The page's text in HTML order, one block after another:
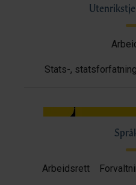
Stats-,
Arbeidsrett